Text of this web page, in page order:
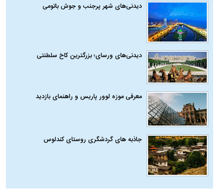
دیدنی‌های شهر پرجنب و جوش باتومی
دیدنی‌های ورسای؛ بزرگترین کاخ سلطنتی
معرفی موزه لوور پاریس و راهنمای بازدید
جاذبه های گردشگری روستای کندلوس